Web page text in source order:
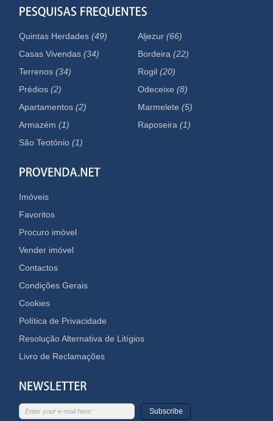
Quintas Herdades(49)
Casas Vivendas(34)
Terrenos(34)
Prédios(2)
Apartamentos(2)
Armazém(1)
Aljezur(66)
Bordeira(22)
Rogil(20)
Odeceixe(8)
Marmelete(5)
Raposeira(1)
São Teotónio(1)
Imóveis
Favoritos
Procuro imóvel
Vender imóvel
Contactos
Condições Gerais
Cookies
Política de Privacidade
Resolução Alternativa de Litígios
Livro de Reclamações
Subscribe